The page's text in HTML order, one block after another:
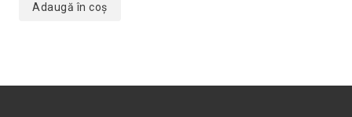
Adaugă în coș